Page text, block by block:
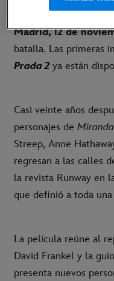
LINK AL
Madrid, 12 de
batalla. Las primeras
Prada 2 ya están
Casi veinte años
personajes de Miranda
Streep, Anne
regresan a las calles
la revista Runway en
que definió a toda
La película reúne al
David Frankel y la
presenta nuevos